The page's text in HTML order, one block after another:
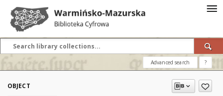
Advanced search ?
OBJECT